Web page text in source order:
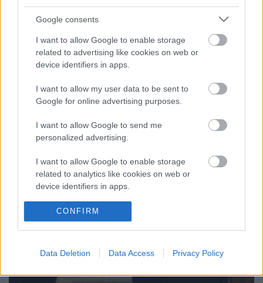
Google consents
I want to allow Google to enable storage
related to advertising like cookies on web or
device identifiers in apps.
I want to allow my user data to be sent to
Google for online advertising purposes.
I want to allow Google to send me
personalized advertising.
I want to allow Google to enable storage
related to analytics like cookies on web or
device identifiers in apps.
I want to allow Google to enable storage
related to functionality of the website or app.
I want to allow Google to enable storage
related to personalization.
CONFIRM
Data Deletion Data Access Privacy Policy
Egy öntudatában, gazdasági és katonai erejében
megerősödött Korea az USA és Japán ellensége
lehetne. Jöttem, láttam, és ripsz ropsz győztem! –
sugallta Donald Trump amerikai elnök az észak-
koreai vezetővel, Kim Dzsongunnal folytatott
válik…